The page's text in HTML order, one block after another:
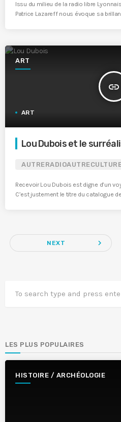
Issu du milieu de la radio libre
Patrice Lazareff nous évoque sa
ART
insert_link
ART
Lou Dubois et le
Recevoir Lou Dubois est digne d’un
C’est justement le titre du catalogue
NEXT navigate_next
LES PLUS POPULAIRES
HISTOIRE / ARCHÉOLOGIE